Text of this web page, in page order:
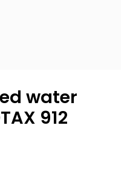
water
912